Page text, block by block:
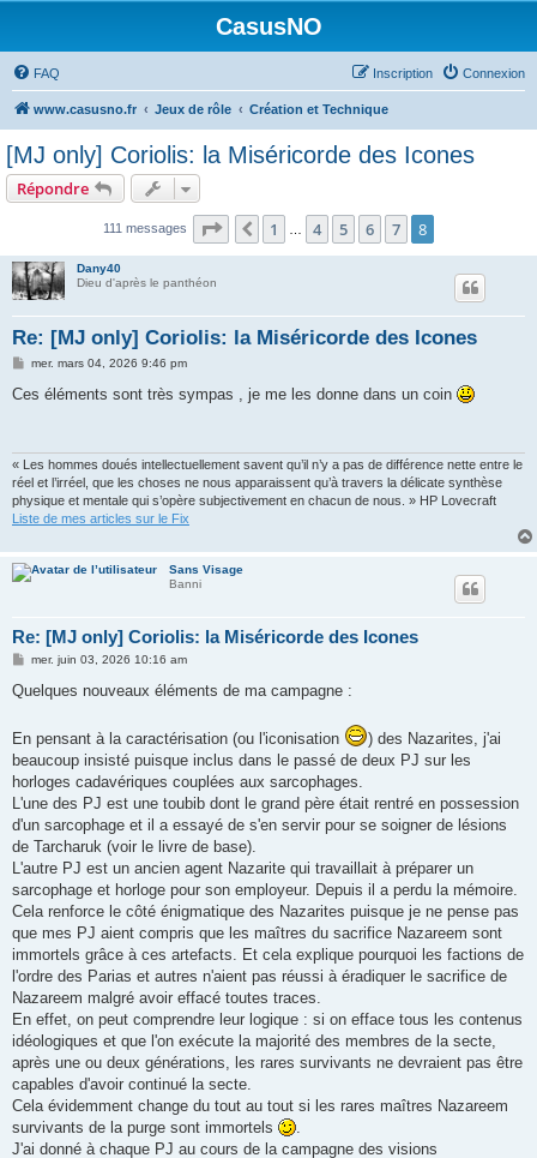
CasusNO
FAQ Connexion
Inscription
www.casusno.fr Jeux de rôle Création et Technique
[MJ only] Coriolis: la Miséricorde des Icones
Répondre
111 messages Page sur
Précédent
1 4 5 6 7 8
Dany40
Dieu d'après le panthéon
Re: [MJ only] Coriolis: la Miséricorde des Icones
M
s
mer. mars 04, 2026 9:46 pm
Ces éléments sont très sympas , je me les donne dans un coin
« Les hommes doués intellectuellement savent qu’il n’y a pas de différence nette entre le
réel et l’irréel, que les choses ne nous apparaissent qu’à travers la délicate synthèse
physique et mentale qui s’opère subjectivement en chacun de nous. » HP Lovecraft
Liste de mes articles sur le Fix
Sans Visage
Banni
Re: [MJ only] Coriolis: la Miséricorde des Icones
M
s
e
mer. juin 03, 2026 10:16 am
Quelques nouveaux éléments de ma campagne :
En pensant à la caractérisation (ou l'iconisation
) des Nazarites, j'ai
beaucoup insisté puisque inclus dans le passé de deux PJ sur les
horloges cadavériques couplées aux sarcophages.
L'une des PJ est une toubib dont le grand père était rentré en possession
d'un sarcophage et il a essayé de s'en servir pour se soigner de lésions
de Tarcharuk (voir le livre de base).
L'autre PJ est un ancien agent Nazarite qui travaillait à préparer un
sarcophage et horloge pour son employeur. Depuis il a perdu la mémoire.
Cela renforce le côté énigmatique des Nazarites puisque je ne pense pas
que mes PJ aient compris que les maîtres du sacrifice Nazareem sont
immortels grâce à ces artefacts. Et cela explique pourquoi les factions de
l'ordre des Parias et autres n'aient pas réussi à éradiquer le sacrifice de
Nazareem malgré avoir effacé toutes traces.
En effet, on peut comprendre leur logique : si on efface tous les contenus
idéologiques et que l'on exécute la majorité des membres de la secte,
après une ou deux générations, les rares survivants ne devraient pas être
capables d'avoir continué la secte.
Cela évidemment change du tout au tout si les rares maîtres Nazareem
survivants de la purge sont immortels
.
J'ai donné à chaque PJ au cours de la campagne des visions